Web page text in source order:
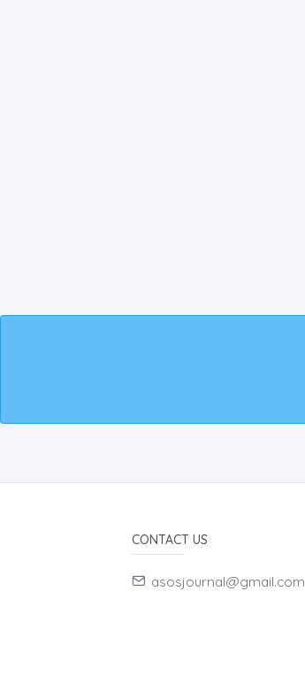
CONTACT US
asosjournal@gmail.com